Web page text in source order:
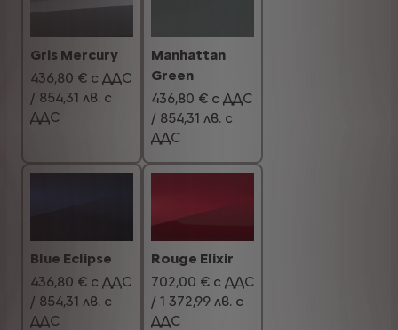
Gris Mercury
436,80 € с ДДС
/ 854,31 лв. с
ДДС
Manhattan
Green
436,80 € с ДДС
/ 854,31 лв. с
ДДС
Blue Eclipse
436,80 € с ДДС
/ 854,31 лв. с
ДДС
Rouge Elixir
702,00 € с ДДС
/ 1 372,99 лв. с
ДДС